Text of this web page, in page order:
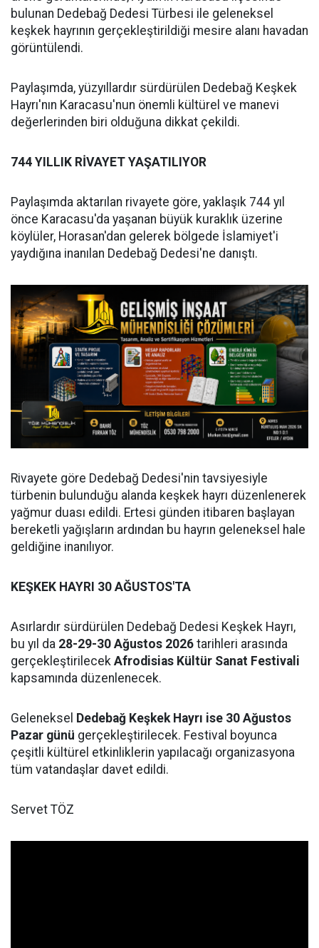
bulunan Dedebağ Dedesi Türbesi ile geleneksel
keşkek hayrının gerçekleştirildiği mesire alanı havadan
görüntülendi.
Paylaşımda, yüzyıllardır sürdürülen Dedebağ Keşkek
Hayrı'nın Karacasu'nun önemli kültürel ve manevi
değerlerinden biri olduğuna dikkat çekildi.
744 YILLIK RİVAYET YAŞATILIYOR
Paylaşımda aktarılan rivayete göre, yaklaşık 744 yıl
önce Karacasu'da yaşanan büyük kuraklık üzerine
köylüler, Horasan'dan gelerek bölgede İslamiyet'i
yaydığına inanılan Dedebağ Dedesi'ne danıştı.
Rivayete göre Dedebağ Dedesi'nin tavsiyesiyle
türbenin bulunduğu alanda keşkek hayrı düzenlenerek
yağmur duası edildi. Ertesi günden itibaren başlayan
bereketli yağışların ardından bu hayrın geleneksel hale
geldiğine inanılıyor.
KEŞKEK HAYRI 30 AĞUSTOS'TA
Asırlardır sürdürülen Dedebağ Dedesi Keşkek Hayrı,
bu yıl da 28-29-30 Ağustos 2026 tarihleri arasında
gerçekleştirilecek Afrodisias Kültür Sanat Festivali
kapsamında düzenlenecek.
Geleneksel Dedebağ Keşkek Hayrı ise 30 Ağustos
Pazar günü gerçekleştirilecek. Festival boyunca
çeşitli kültürel etkinliklerin yapılacağı organizasyona
tüm vatandaşlar davet edildi.
Servet TÖZ